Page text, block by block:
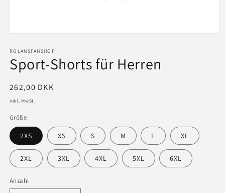
in
Modal
öffnen
ROLANSFANSHOP
Sport-Shorts für Herren
Normaler
Preis
262,00 DKK
inkl. MwSt.
Größe
2XS XS S M L XL
2XL 3XL 4XL 5XL 6XL
Anzahl